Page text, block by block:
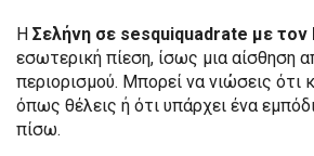
Η Σελήνη σε sesquiquadrate με τον
εσωτερική πίεση, ίσως μια αίσθηση
περιορισμού. Μπορεί να νιώσεις ότι
όπως θέλεις ή ότι υπάρχει ένα
πίσω.